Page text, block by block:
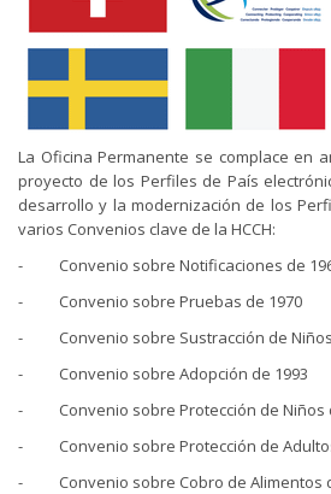
La Oficina Permanente se complace en
proyecto de los Perfiles de País
desarrollo y la modernización de los
varios Convenios clave de la HCCH:
- Convenio sobre Notificaciones de
- Convenio sobre Pruebas de 1970
- Convenio sobre Sustracción de Niños
- Convenio sobre Adopción de 1993
- Convenio sobre Protección de Niños
- Convenio sobre Protección de
- Convenio sobre Cobro de Alimentos